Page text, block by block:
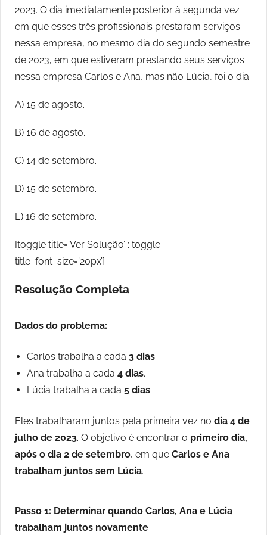
2023. O dia imediatamente posterior à segunda vez
em que esses três profissionais prestaram serviços
nessa empresa, no mesmo dia do segundo semestre
de 2023, em que estiveram prestando seus serviços
nessa empresa Carlos e Ana, mas não Lúcia, foi o dia
A) 15 de agosto.
B) 16 de agosto.
C) 14 de setembro.
D) 15 de setembro.
E) 16 de setembro.
[toggle title=’Ver Solução’ ; toggle
title_font_size=’20px’]
Resolução Completa
Dados do problema:
Carlos trabalha a cada 3 dias.
Ana trabalha a cada 4 dias.
Lúcia trabalha a cada 5 dias.
Eles trabalharam juntos pela primeira vez no dia 4 de
julho de 2023. O objetivo é encontrar o primeiro dia,
após o dia 2 de setembro, em que Carlos e Ana
trabalham juntos sem Lúcia.
Passo 1: Determinar quando Carlos, Ana e Lúcia
trabalham juntos novamente